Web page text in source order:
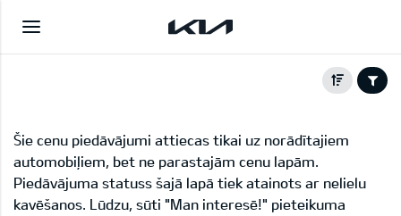
Šie cenu piedāvājumi attiecas tikai uz norādītajiem
automobiļiem, bet ne parastajām cenu lapām.
Piedāvājuma statuss šajā lapā tiek atainots ar nelielu
kavēšanos. Lūdzu, sūti "Man interesē!" pieteikuma